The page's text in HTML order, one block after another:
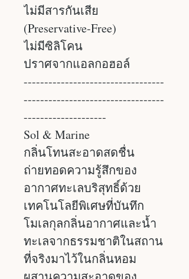
ไม่มีสารกันเสีย
(Preservative-Free)
ไม่มีซิลิโคน
ปราศจากแอลกอฮอล์
----------------------------------
----------------------------------
--------------------
​​Sol & Marine
กลิ่นโทนสะอาดสดชื่น
ถ่ายทอดความรู้สึกของ
อากาศทะเลบริสุทธิ์ด้วย
เทคโนโลยีพิเศษที่บันทึก
โมเลกุลกลิ่นอากาศและน้ำ
ทะเลจากธรรมชาติในสถาน
ที่จริงมาไว้ในกลิ่นหอม